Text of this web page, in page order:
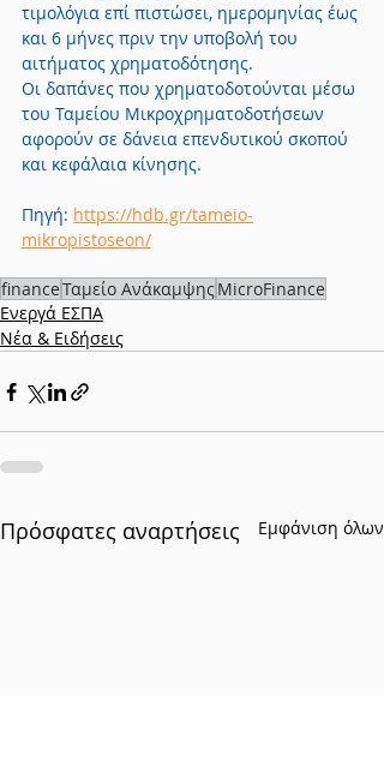
τιμολόγια επί πιστώσει, ημερομηνίας έως
και 6 μήνες πριν την υποβολή του
αιτήματος χρηματοδότησης.
Οι δαπάνες που χρηματοδοτούνται μέσω
του Ταμείου Μικροχρηματοδοτήσεων
αφορούν σε δάνεια επενδυτικού σκοπού
και κεφάλαια κίνησης.
Πηγή: https://hdb.gr/tameio-
mikropistoseon/
financeΤαμείο ΑνάκαμψηςMicroFinance
Ενεργά ΕΣΠΑ
Νέα & Ειδήσεις
Πρόσφατες αναρτήσεις Εμφάνιση όλων